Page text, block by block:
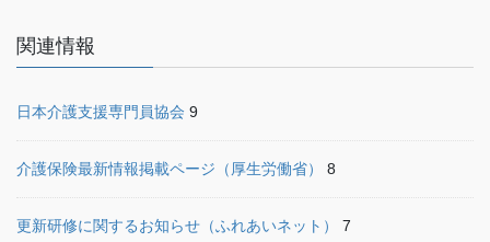
関連情報
日本介護支援専門員協会 9
介護保険最新情報掲載ページ（厚生労働省） 8
更新研修に関するお知らせ（ふれあいネット） 7